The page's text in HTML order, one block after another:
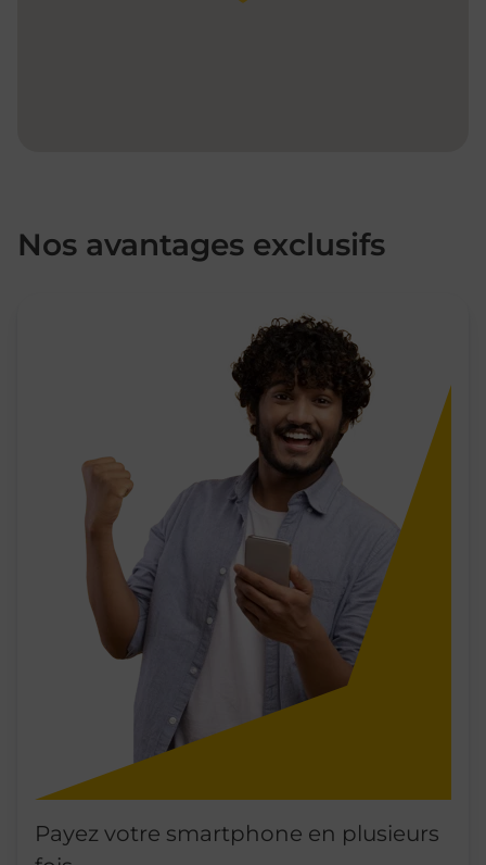
Nos avantages exclusifs
Payez votre smartphone en plusieurs